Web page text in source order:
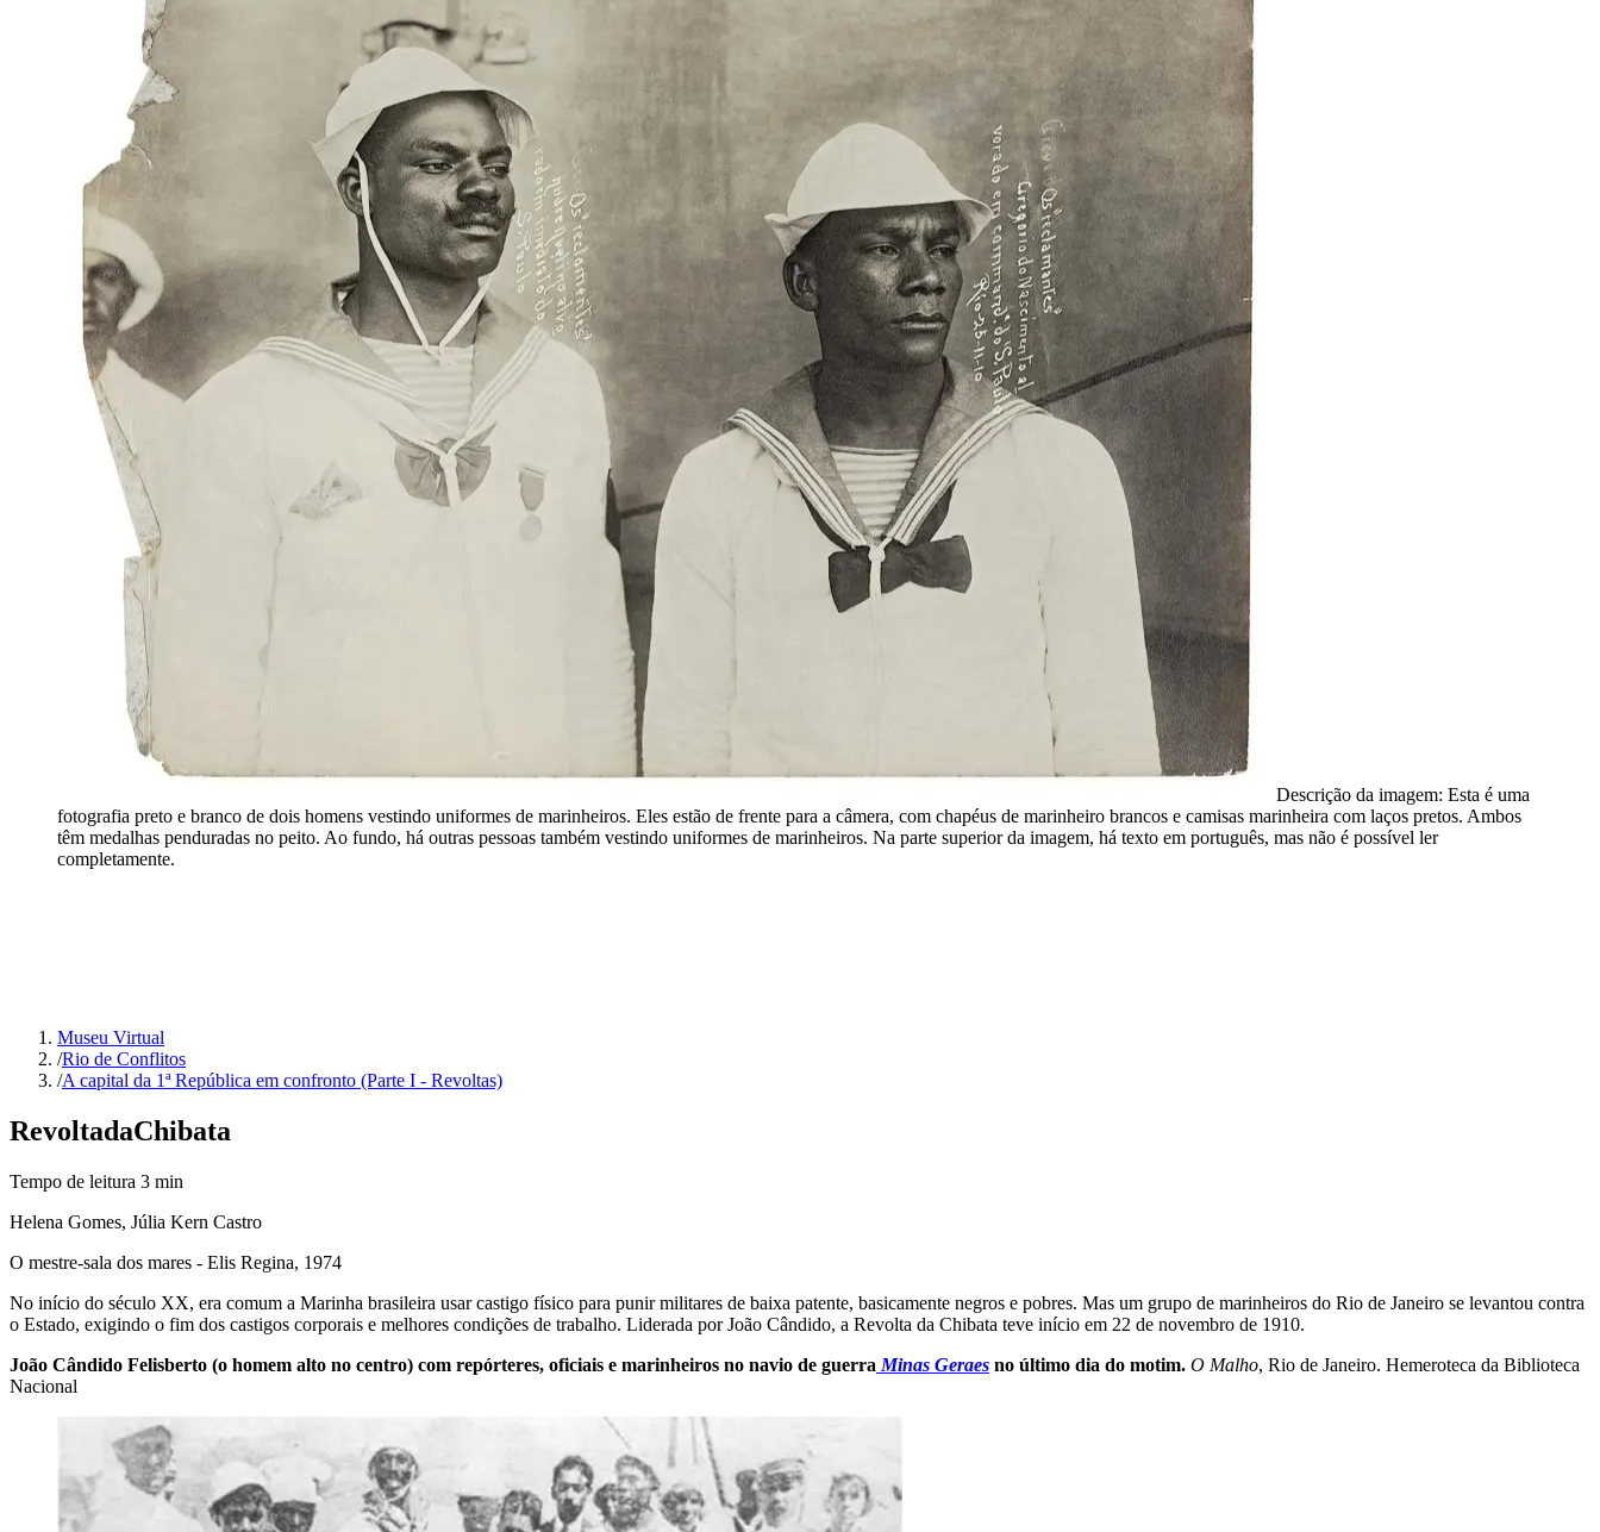
Descrição da imagem: Esta é uma
fotografia preto e branco de dois homens vestindo uniformes de marinheiros. Eles estão de frente para a câmera, com chapéus de marinheiro brancos e camisas marinheira com laços pretos. Ambos
têm medalhas penduradas no peito. Ao fundo, há outras pessoas também vestindo uniformes de marinheiros. Na parte superior da imagem, há texto em português, mas não é possível ler
completamente.
Museu Virtual
/Rio de Conflitos
/A capital da 1ª República em confronto (Parte I - Revoltas)
RevoltadaChibata
Tempo de leitura 3 min
Helena Gomes, Júlia Kern Castro
O mestre-sala dos mares - Elis Regina, 1974
No início do século XX, era comum a Marinha brasileira usar castigo físico para punir militares de baixa patente, basicamente negros e pobres. Mas um grupo de marinheiros do Rio de Janeiro se levantou contra
o Estado, exigindo o fim dos castigos corporais e melhores condições de trabalho. Liderada por João Cândido, a Revolta da Chibata teve início em 22 de novembro de 1910.
João Cândido Felisberto (o homem alto no centro) com repórteres, oficiais e marinheiros no navio de guerra Minas Geraes no último dia do motim. O Malho, Rio de Janeiro. Hemeroteca da Biblioteca
Nacional